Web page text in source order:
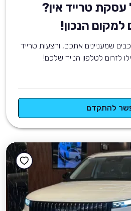
טרייד אין?
הנכון!
שמעניינים אתכם, והצעות טרייד
לזרום לטלפון הנייד שלכם!
להתקדם